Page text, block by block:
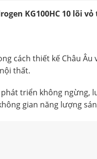
KG100HC 10 lõi
cách thiết kế Châu
thất.
triển không ngừng,
gian năng lượng